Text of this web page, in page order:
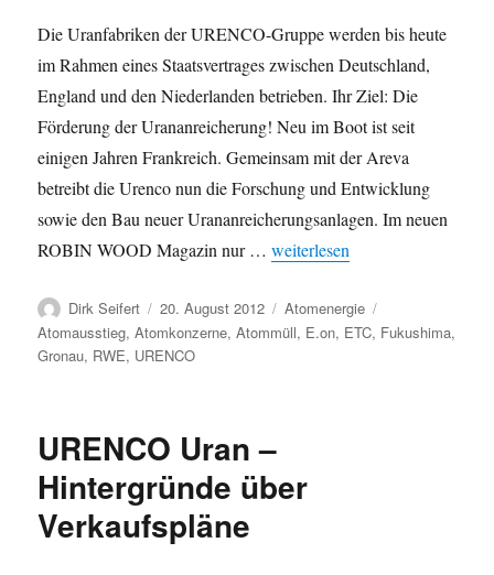
Die Uranfabriken der URENCO-Gruppe werden bis heute
im Rahmen eines Staatsvertrages zwischen Deutschland,
England und den Niederlanden betrieben. Ihr Ziel: Die
Förderung der Urananreicherung! Neu im Boot ist seit
einigen Jahren Frankreich. Gemeinsam mit der Areva
betreibt die Urenco nun die Forschung und Entwicklung
sowie den Bau neuer Urananreicherungsanlagen. Im neuen
ROBIN WOOD Magazin nur …„Uran per Staatsvertrag – Die
weiterlesen
Autor
Dirk Seifert
Veröffentlicht
am
20. August 2012 Kategorien
Atomenergie
Atomausstieg,Atomkonzerne,Atommüll, E.on, ETC, Fukushima,
Gronau, RWE, URENCO
URENCO Uran –
Hintergründe über
Verkaufspläne